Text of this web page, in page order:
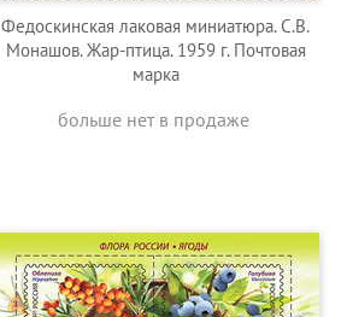
Федоскинская лаковая миниатюра. С.В.
Монашов. Жар-птица. 1959 г. Почтовая
марка
больше нет в продаже